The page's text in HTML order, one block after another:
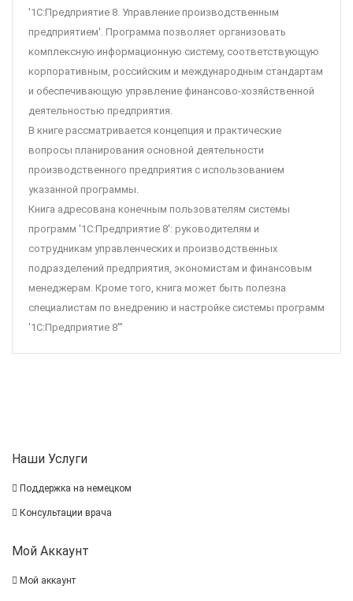
'1С:Предприятие 8. Управление производственным
предприятием'. Программа позволяет организовать
комплексную информационную систему, соответствующую
корпоративным, российским и международным стандартам
и обеспечивающую управление финансово-хозяйственной
деятельностью предприятия.
В книге рассматривается концепция и практические
вопросы планирования основной деятельности
производственного предприятия с использованием
указанной программы.
Книга адресована конечным пользователям системы
программ '1С:Предприятие 8': руководителям и
сотрудникам управленческих и производственных
подразделений предприятия, экономистам и финансовым
менеджерам. Кроме того, книга может быть полезна
специалистам по внедрению и настройке системы программ
'1С:Предприятие 8'"
Наши Услуги
Поддержка на немецком
Консультации врача
Мой Аккаунт
Мой аккаунт